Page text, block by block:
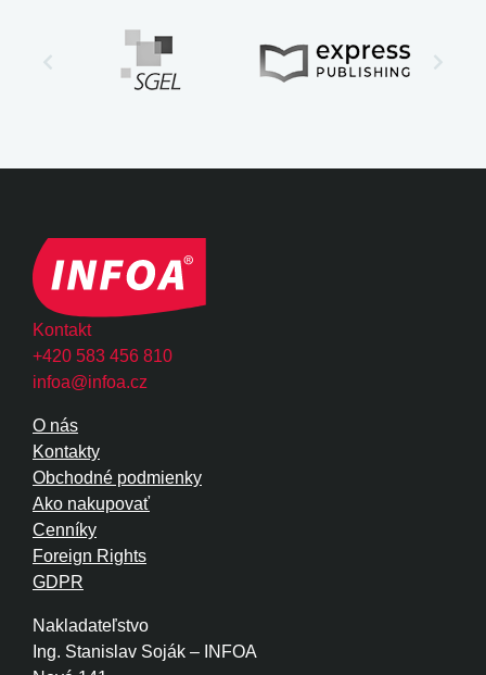
Kontakt
+420 583 456 810
infoa@infoa.cz
Nakladateľstvo
Ing. Stanislav Soják – INFOA
O nás
Kontakty
Obchodné podmienky
Ako nakupovať
Cenníky
Foreign Rights
GDPR